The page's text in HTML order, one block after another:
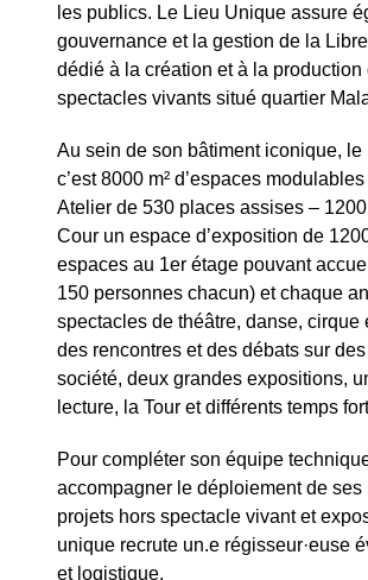
les publics. Le Lieu Unique assure
gouvernance et la gestion de la
dédié à la création et à la production
spectacles vivants situé quartier
Au sein de son bâtiment iconique,
c’est 8000 m² d’espaces
Atelier de 530 places assises –
Cour un espace d’exposition de
espaces au 1er étage pouvant
150 personnes chacun) et chaque
spectacles de théâtre, danse, cirque
des rencontres et des débats sur
société, deux grandes expositions,
lecture, la Tour et différents temps
Pour compléter son équipe
accompagner le déploiement de ses
projets hors spectacle vivant et
unique recrute un.e régisseur·euse
et logistique.